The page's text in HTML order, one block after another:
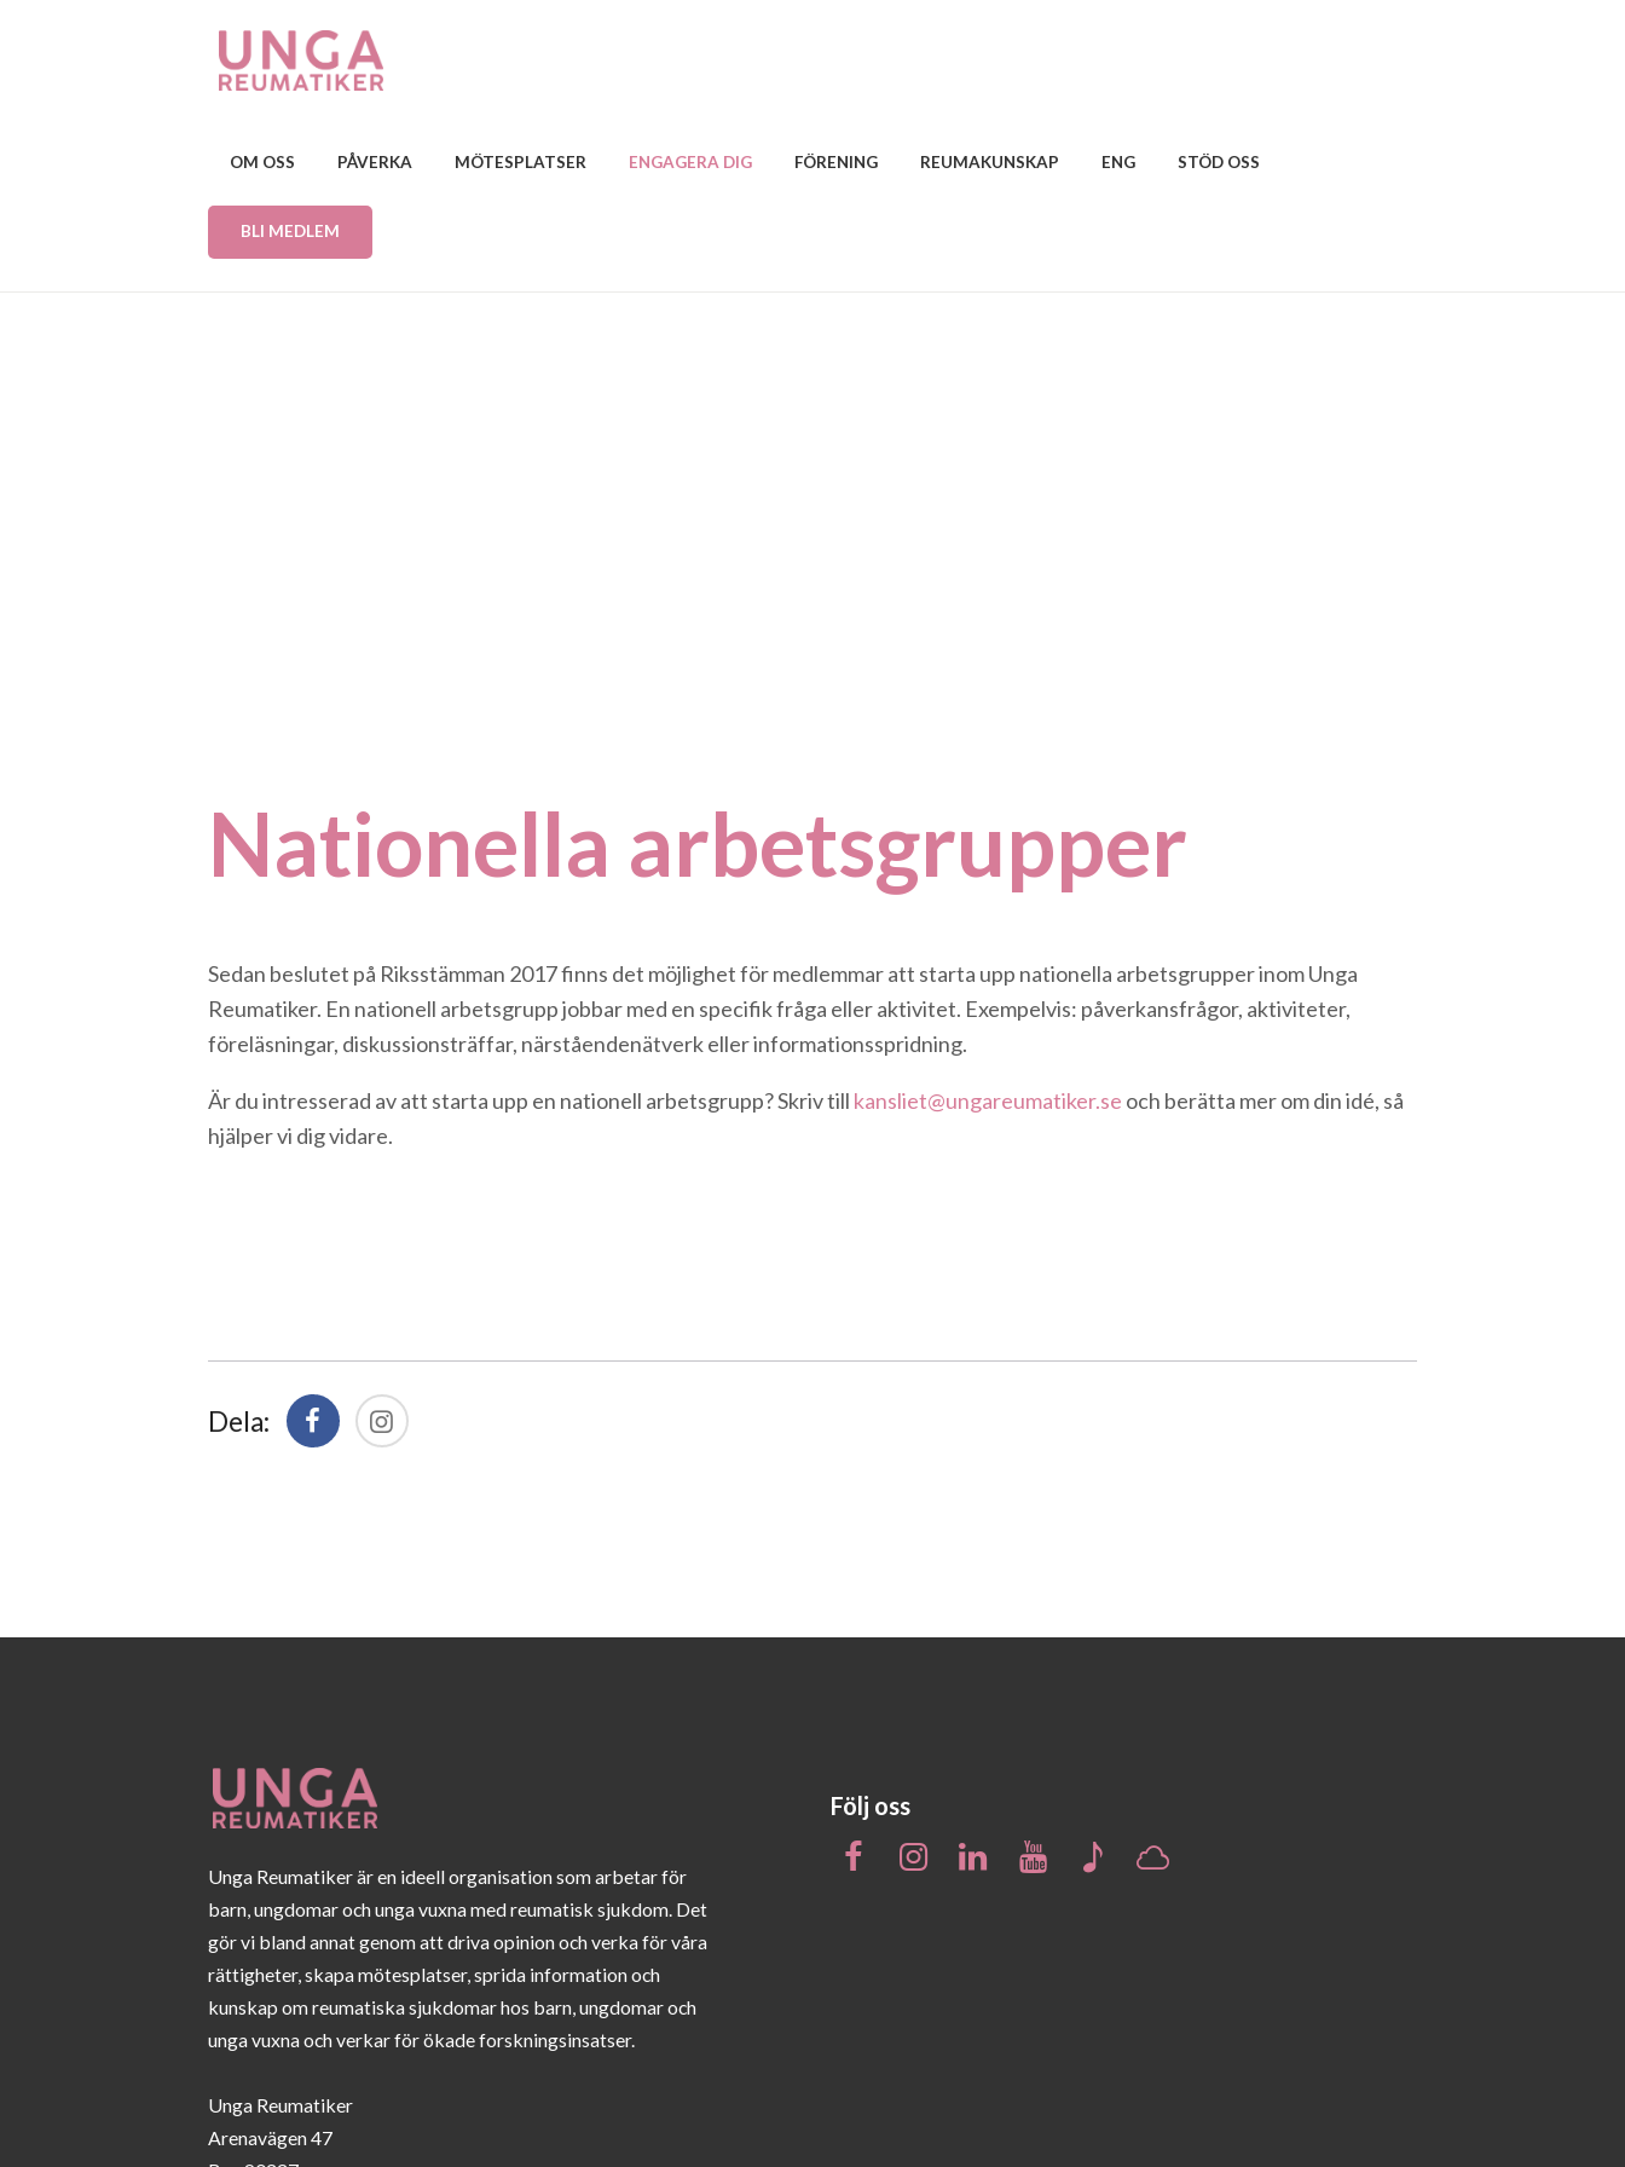
OM OSS PÅVERKA MÖTESPLATSER ENGAGERA DIG FÖRENING REUMAKUNSKAP ENG STÖD OSS
BLI MEDLEM
Nationella arbets­grupper
Sedan beslutet på Riksstämman 2017 finns det möjlighet för medlemmar att starta upp nationella arbetsgrupper inom Unga
Reumatiker. En nationell arbetsgrupp jobbar med en specifik fråga eller aktivitet. Exempelvis: påverkansfrågor, aktiviteter,
föreläsningar, diskussionsträffar, närståendenätverk eller informationsspridning.
Är du intresserad av att starta upp en nationell arbetsgrupp? Skriv till kansliet@ungareumatiker.se och berätta mer om din idé, så
hjälper vi dig vidare.
Dela:
Unga Reumatiker är en ideell organisation som arbetar för
barn, ungdomar och unga vuxna med reumatisk sjukdom. Det
gör vi bland annat genom att driva opinion och verka för våra
rättigheter, skapa mötesplatser, sprida information och
kunskap om reumatiska sjukdomar hos barn, ungdomar och
unga vuxna och verkar för ökade forskningsinsatser.
Unga Reumatiker
Arenavägen 47
Följ oss